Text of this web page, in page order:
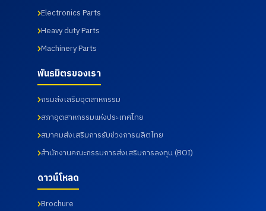
Electronics Parts
Heavy duty Parts
Machinery Parts
พันธมิตรของเรา
กรมส่งเสริมอุตสาหกรรม
สภาอุตสาหกรรมแห่งประเทศไทย
สมาคมส่งเสริมการรับช่วงการผลิตไทย
สำนักงานคณะกรรมการส่งเสริมการลงทุน (BOI)
ดาวน์โหลด
Brochure